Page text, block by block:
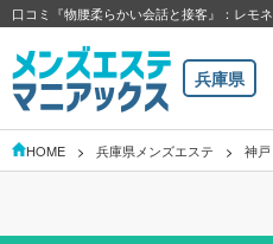
口コミ『物腰柔らかい会話と接客』：レモ
兵庫県
HOME 兵庫県メンズエステ 神